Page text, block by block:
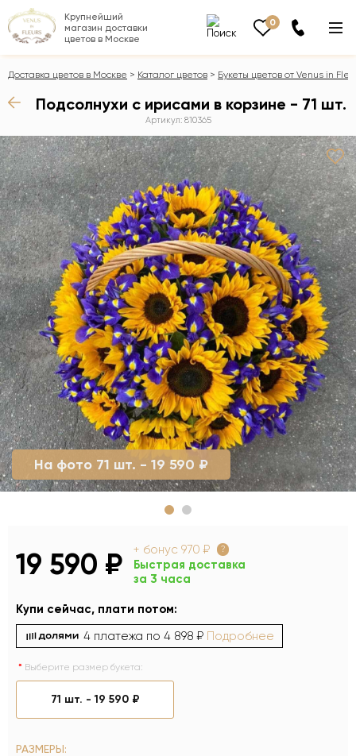
Крупнейший
магазин доставки
цветов в Москве
0
Доставка цветов в Москве Каталог цветов Букеты цветов от Venus in
Подсолнухи с ирисами в корзине - 71 шт.
Артикул: 810365
На фото 71 шт. - 19 590 ₽
19 590 ₽ + бонус 970 ₽ ?
Быстрая доставка
за 3 часа
Купи сейчас, плати потом:
4 платежа по 4 898 ₽ Подробнее
Выберите размер букета:
71 шт. -19 590 ₽
РАЗМЕРЫ: